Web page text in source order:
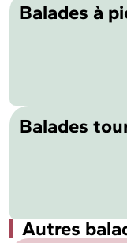
Balades à
Balades
Autres